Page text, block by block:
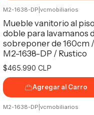
M2-1638-DP vcmobiliarios
Mueble vanitorio al piso
doble para lavamanos
sobreponer de 160cm /
M2-1638-DP / Rustico
$465.990 CLP
Agregar al Carro
M2-1638-DP vcmobiliarios